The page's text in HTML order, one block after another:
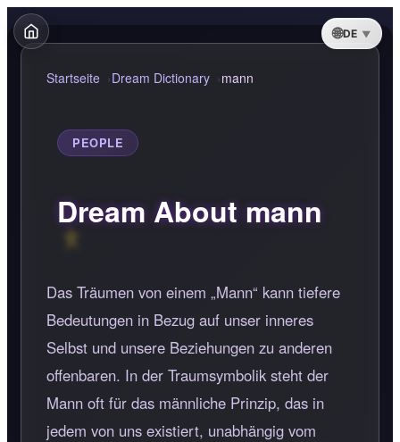
DE
Startseite Dream Dictionary mann
PEOPLE
Dream About mann
Das Träumen von einem „Mann“ kann tiefere
Bedeutungen in Bezug auf unser inneres
Selbst und unsere Beziehungen zu anderen
offenbaren. In der Traumsymbolik steht der
Mann oft für das männliche Prinzip, das in
jedem von uns existiert, unabhängig vom